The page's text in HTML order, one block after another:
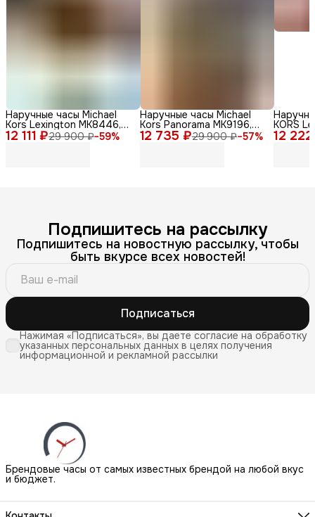
12 111 ₽29 900 ₽−59%
Наручные часы Michael
Kors Lexington MK8446,
мужские, кварцевый
механизм, золотые
12 735 ₽29 900 ₽−57%
Наручные часы Michael
Kors Panorama MK9196,
нержавеющая сталь,
серебристый
12
KORS
сталь
Подпишитесь на рассылку
Подпишитесь на новостную рассылку, чтобы
быть вкурсе всех новостей!
Подписаться
Нажимая «Подписаться», вы даете согласие на обработку
указанных персональных данных в целях получения
информационной и рекламной рассылки
Брендовые часы от самых известных брендой на любой вкус
и бюджет.